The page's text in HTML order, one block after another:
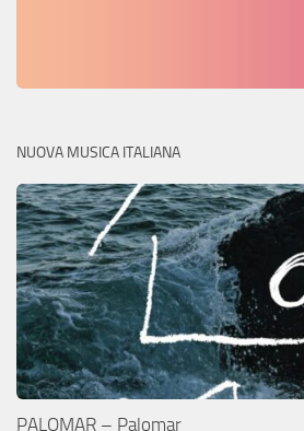
NUOVA MUSICA ITALIANA
PALOMAR – Palomar